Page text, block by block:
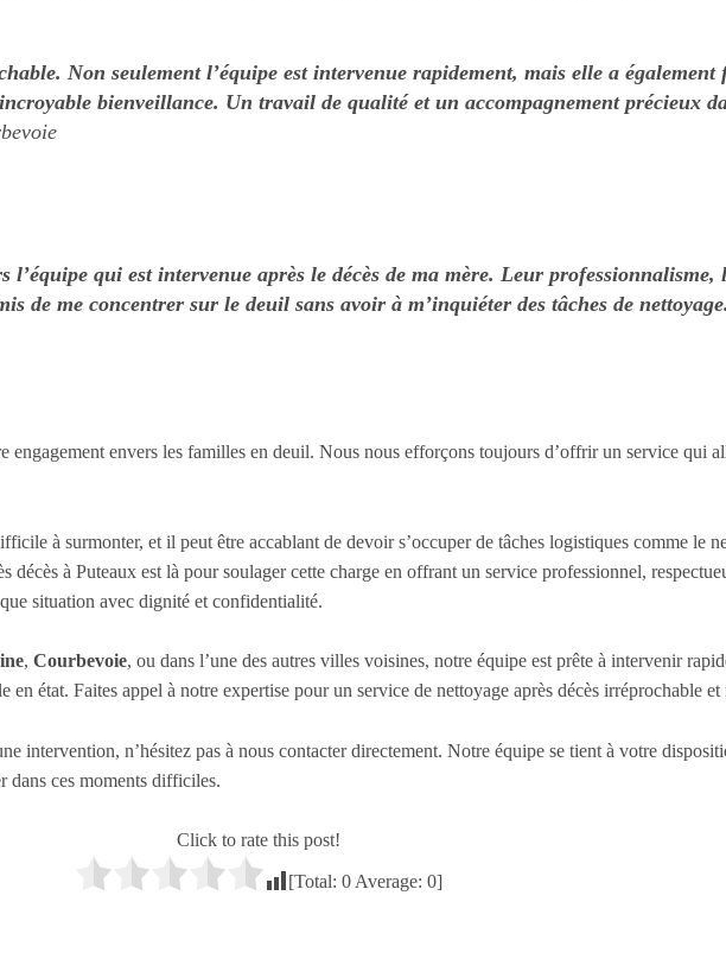
Non seulement l’équipe est intervenue rapidement, mais elle a également
bienveillance. Un travail de qualité et un accompagnement précieux
l’équipe qui est intervenue après le décès de ma mère. Leur professionnalisme,
de me concentrer sur le deuil sans avoir à m’inquiéter des tâches de
engagement envers les familles en deuil. Nous nous efforçons toujours d’offrir un service qui
à surmonter, et il peut être accablant de devoir s’occuper de tâches logistiques comme le
décès à Puteaux est là pour soulager cette charge en offrant un service professionnel,
situation avec dignité et confidentialité.
, Courbevoie, ou dans l’une des autres villes voisines, notre équipe est prête à intervenir
état. Faites appel à notre expertise pour un service de nettoyage après décès irréprochable et
intervention, n’hésitez pas à nous contacter directement. Notre équipe se tient à votre
dans ces moments difficiles.
Click to rate this post!
[Total: 0Average: 0]